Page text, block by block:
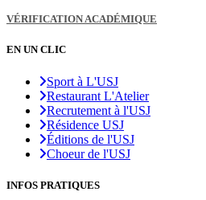
VÉRIFICATION ACADÉMIQUE
EN UN CLIC
Sport à L'USJ
Restaurant L'Atelier
Recrutement à l'USJ
Résidence USJ
Éditions de l'USJ
Choeur de l'USJ
INFOS PRATIQUES